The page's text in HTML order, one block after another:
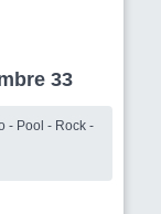
de Tucuman Hombre 33